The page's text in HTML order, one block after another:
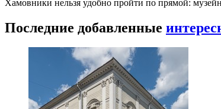
Хамовники нельзя удобно пройти по прямой:
Последние добавленные